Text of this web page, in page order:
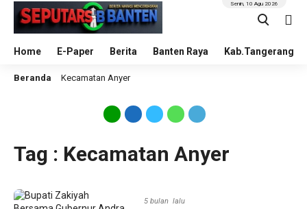
Home E-Paper Berita Banten Raya Kab.Tangerang
Senin, 10 Agu 2026
Beranda Kecamatan Anyer
Tag : Kecamatan Anyer
5 bulan lalu